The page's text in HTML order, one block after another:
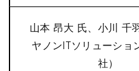
山本 昂大 氏、小川 千
ヤノンITソリューショ
社）